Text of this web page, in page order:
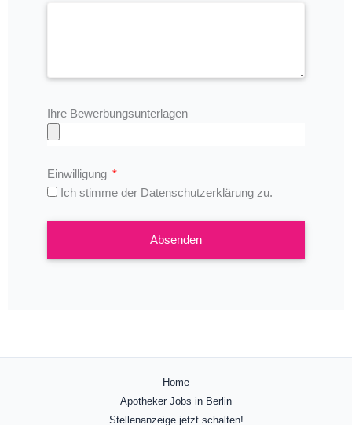
Ihre Bewerbungsunterlagen
Einwilligung
Ich stimme der Datenschutzerklärung zu.
Absenden
Home
Apotheker Jobs in Berlin
Stellenanzeige jetzt schalten!